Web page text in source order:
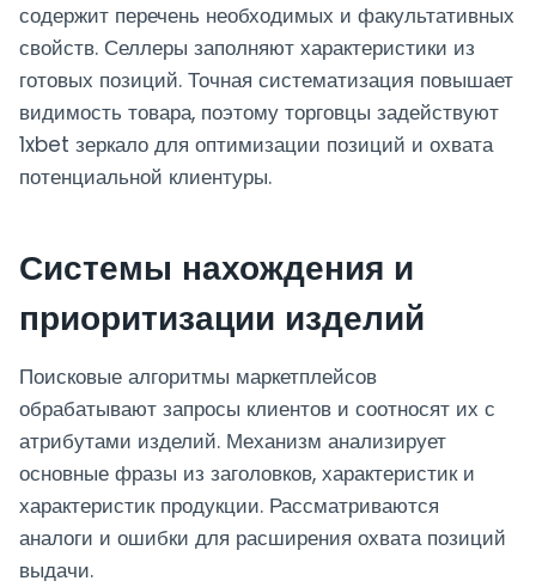
содержит перечень необходимых и факультативных
свойств. Селлеры заполняют характеристики из
готовых позиций. Точная систематизация повышает
видимость товара, поэтому торговцы задействуют
1xbet зеркало для оптимизации позиций и охвата
потенциальной клиентуры.
Системы нахождения и
приоритизации изделий
Поисковые алгоритмы маркетплейсов
обрабатывают запросы клиентов и соотносят их с
атрибутами изделий. Механизм анализирует
основные фразы из заголовков, характеристик и
характеристик продукции. Рассматриваются
аналоги и ошибки для расширения охвата позиций
выдачи.